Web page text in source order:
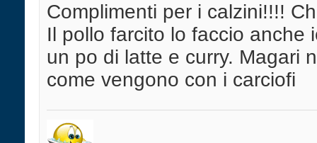
Complimenti per i calzini!!!!
Il pollo farcito lo faccio anche
un po di latte e curry. Magari
come vengono con i carciofi